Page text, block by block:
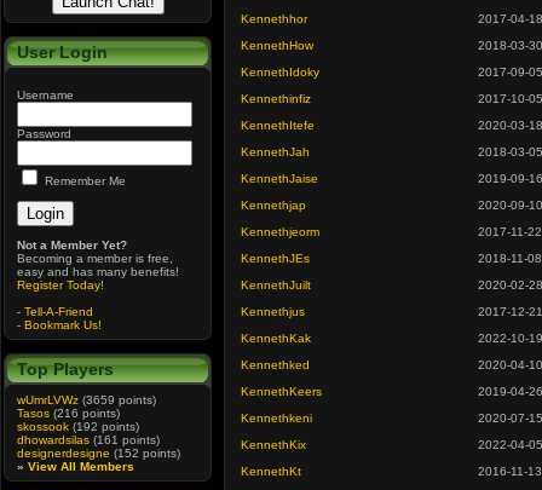
User Login
Username
Password
Remember Me
Not a Member Yet?
Becoming a member is free,
easy and has many benefits!
Register Today!
- Tell-A-Friend
- Bookmark Us!
Top Players
wUmrLVWz (3659 points)
Tasos (216 points)
skossook (192 points)
dhowardsilas (161 points)
designerdesigne (152 points)
» View All Members
Kennethhor
2017-04-18
KennethHow
2018-03-30
KennethIdoky
2017-09-05
Kennethinfiz
2017-10-05
KennethItefe
2020-03-18
KennethJah
2018-03-05
KennethJaise
2019-09-16
Kennethjap
2020-09-10
Kennethjeorm
2017-11-22
KennethJEs
2018-11-08
KennethJuilt
2020-02-28
Kennethjus
2017-12-21
KennethKak
2022-10-19
Kennethked
2020-04-10
KennethKeers
2019-04-26
Kennethkeni
2020-07-15
KennethKix
2022-04-05
KennethKt
2016-11-13